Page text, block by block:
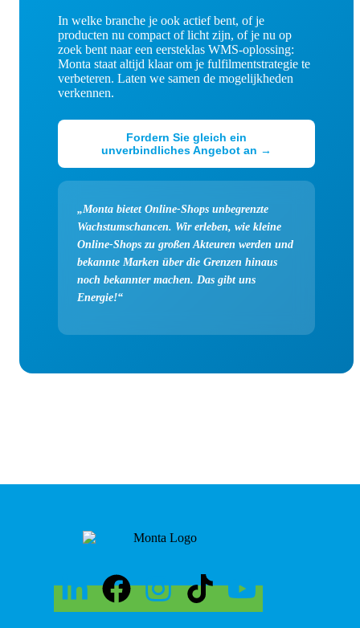
In welke branche je ook actief bent, of je
producten nu compact of licht zijn, of je nu op
zoek bent naar een eersteklas WMS-oplossing:
Monta staat altijd klaar om je fulfilmentstrategie te
verbeteren. Laten we samen de mogelijkheden
verkennen.
Fordern Sie gleich ein
unverbindliches Angebot an →
„Monta bietet Online-Shops unbegrenzte
Wachstumschancen. Wir erleben, wie kleine
Online-Shops zu großen Akteuren werden und
bekannte Marken über die Grenzen hinaus
noch bekannter machen. Das gibt uns
Energie!“